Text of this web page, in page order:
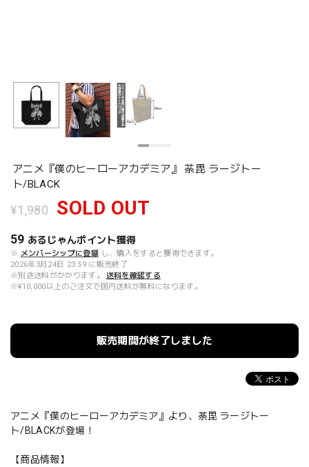
アニメ『僕のヒーローアカデミア』 荼毘 ラージトー
ト/BLACK
¥1,980 SOLD OUT
59 あるじゃんポイント獲得
※ メンバーシップに登録 し、購入をすると獲得できます。
2026年3月24日 23:59 に販売終了
※別途送料がかかります。
送料を確認する
※¥10,000以上のご注文で国内送料が無料になります。
販売期間が終了しました
アニメ『僕のヒーローアカデミア』より、荼毘 ラージトー
ト/BLACKが登場！
【商品情報】